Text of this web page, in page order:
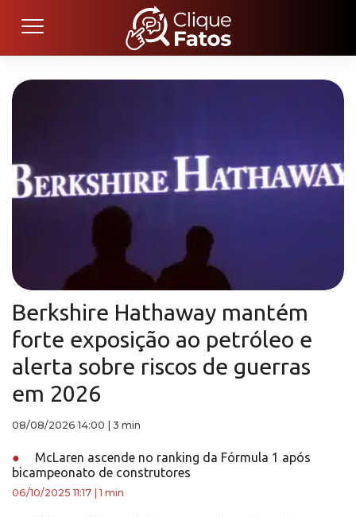
Berkshire Hathaway mantém
forte exposição ao petróleo e
alerta sobre riscos de guerras
em 2026
08/08/2026 14:00 3 min
●
McLaren ascende no ranking da Fórmula 1 após
bicampeonato de construtores
06/10/2025 11:17 |1 min